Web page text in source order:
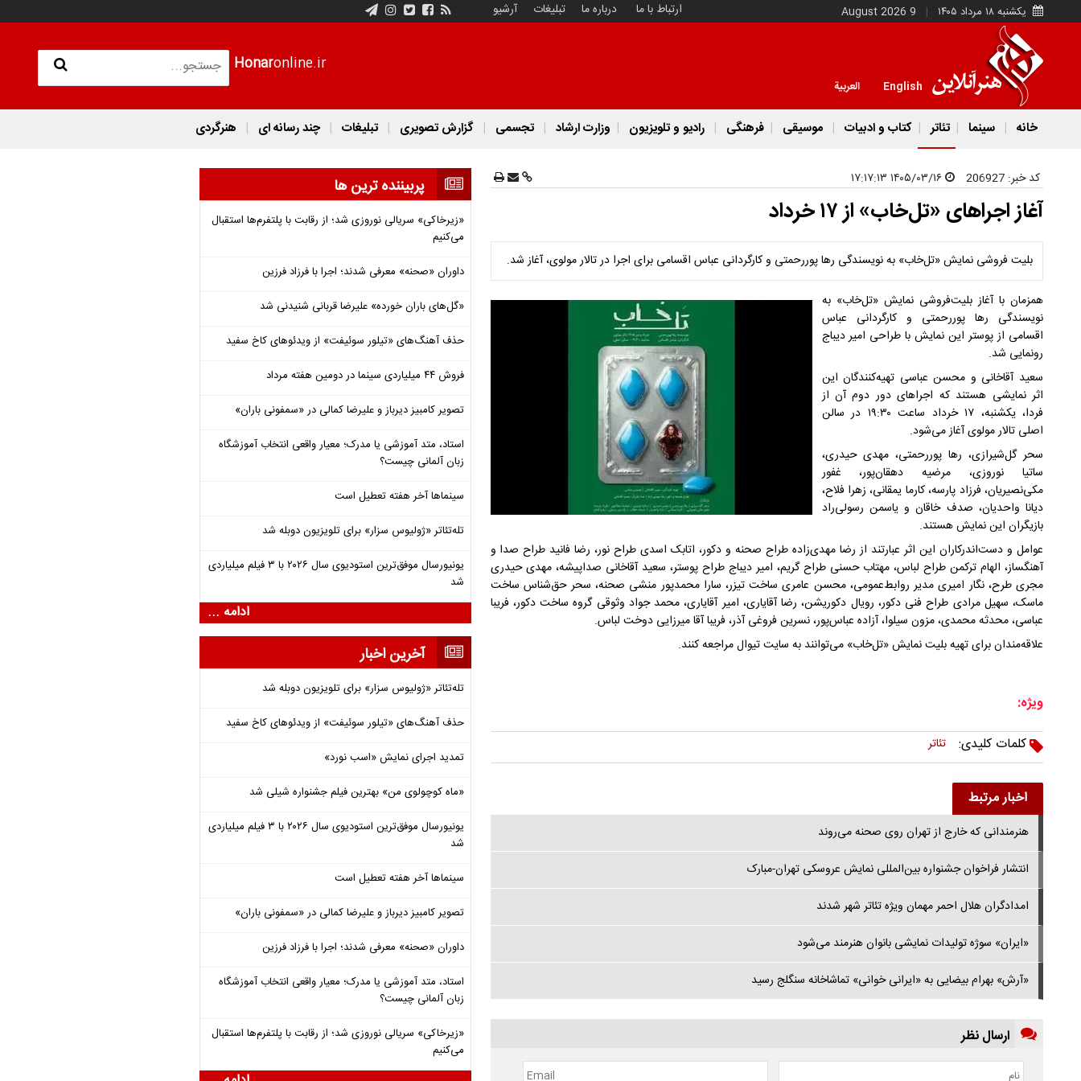
یکشنبه ۱۸ مرداد ۱۴۰۵ 9 August 2026 ارتباط با ما درباره ما تبلیغات آرشیو
Honaronline.ir
English العربية
خانه سینما تئاتر کتاب و ادبیات موسیقی فرهنگی رادیو و تلویزیون وزارت ارشاد تجسمی گزارش تصویری تبلیغات چند رسانه ای هنرگردی
کد خبر: 206927
آغاز اجراهای «تل‌خاب» از ۱۷ خرداد
بلیت فروشی نمایش «تل‌خاب» به نویسندگی رها پوررحمتی و کارگردانی عباس اقسامی برای اجرا در تالار مولوی، آغاز شد.
همزمان با آغاز بلیت‌فروشی نمایش «تل‌خاب» به
نویسندگی رها پوررحمتی و کارگردانی عباس
اقسامی از پوستر این نمایش با طراحی امیر دیباج
رونمایی شد.
سعید آقاخانی و محسن عباسی تهیه‌کنندگان این
اثر نمایشی هستند که اجراهای دور دوم آن از
فردا، یکشنبه، ۱۷ خرداد ساعت ۱۹:۳۰ در سالن
اصلی تالار مولوی آغاز می‌شود.
سحر گل‌شیرازی، رها پوررحمتی، مهدی حیدری،
ساتیا نوروزی، مرضیه دهقان‌پور، غفور
مکی‌نصیریان، فرزاد پارسه، کارما یمقانی، زهرا فلاح،
دیانا واحدیان، صدف خاقان و یاسمن رسولی‌راد
بازیگران این نمایش هستند.
عوامل و دست‌اندرکاران این اثر عبارتند از رضا مهدی‌زاده طراح صحنه و دکور، اتابک اسدی طراح نور، رضا فانید طراح صدا و
آهنگساز، الهام ترکمن طراح لباس، مهتاب حسنی طراح گریم، امیر دیباج طراح پوستر، سعید آقاخانی صداپیشه، مهدی حیدری
مجری طرح، نگار امیری مدیر روابط‌عمومی، محسن عامری ساخت تیزر، سارا محمدپور منشی صحنه، سحر حق‌شناس ساخت
ماسک، سهیل مرادی طراح فنی دکور، رویال دکوریشن، رضا آقایاری، امیر آقایاری، محمد جواد وثوقی گروه ساخت دکور، فریبا
عباسی، محدثه محمدی، مزون سیلوا، آزاده عباس‌پور، نسرین فروغی آذر، فریبا آقا میرزایی دوخت لباس.
علاقه‌مندان برای تهیه بلیت نمایش «تل‌خاب» می‌توانند به سایت تیوال مراجعه کنند.
ویژه:
کلمات کلیدی:
تئاتر
اخبار مرتبط
هنرمندانی که خارج از تهران روی صحنه می‌روند
انتشار فراخوان جشنواره بین‌المللی نمایش عروسکی تهران-مبارک
امدادگران هلال احمر مهمان ویژه تئاتر شهر شدند
«ایران» سوژه تولیدات نمایشی بانوان هنرمند می‌شود
«آرش» بهرام بیضایی به «ایرانی خوانی» تماشاخانه سنگلج رسید
ارسال نظر
پربیننده ترین ها
«زیرخاکی» سریالی نوروزی شد؛ از رقابت با پلتفرم‌ها استقبال
می‌کنیم
داوران «صحنه» معرفی شدند؛ اجرا با فرزاد فرزین
«گل‌های باران خورده» علیرضا قربانی شنیدنی شد
حذف آهنگ‌های «تیلور سوئیفت» از ویدئوهای کاخ سفید
فروش ۴۴ میلیاردی سینما در دومین هفته‌ مرداد
تصویر کامبیز دیرباز و علیرضا کمالی در «سمفونی باران»
استاد، متد آموزشی یا مدرک؛ معیار واقعی انتخاب آموزشگاه
زبان آلمانی چیست؟
سینماها آخر هفته تعطیل است
تله‌تئاتر «ژولیوس سزار» برای تلویزیون دوبله شد
یونیورسال موفق‌ترین استودیوی سال ۲۰۲۶ با ۳ فیلم میلیاردی
شد
ادامه ...
آخرین اخبار
تله‌تئاتر «ژولیوس سزار» برای تلویزیون دوبله شد
حذف آهنگ‌های «تیلور سوئیفت» از ویدئوهای کاخ سفید
تمدید اجرای نمایش «اسب نورد»
«ماه کوچولوی من» بهترین فیلم جشنواره شیلی شد
یونیورسال موفق‌ترین استودیوی سال ۲۰۲۶ با ۳ فیلم میلیاردی
شد
سینماها آخر هفته تعطیل است
تصویر کامبیز دیرباز و علیرضا کمالی در «سمفونی باران»
داوران «صحنه» معرفی شدند؛ اجرا با فرزاد فرزین
استاد، متد آموزشی یا مدرک؛ معیار واقعی انتخاب آموزشگاه
زبان آلمانی چیست؟
«زیرخاکی» سریالی نوروزی شد؛ از رقابت با پلتفرم‌ها استقبال
می‌کنیم